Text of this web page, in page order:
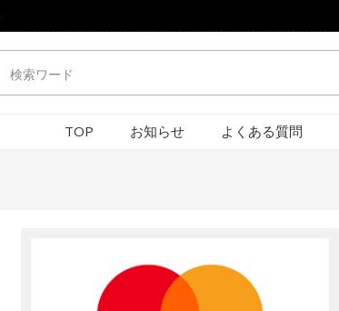
TOP お知らせ よくある質問